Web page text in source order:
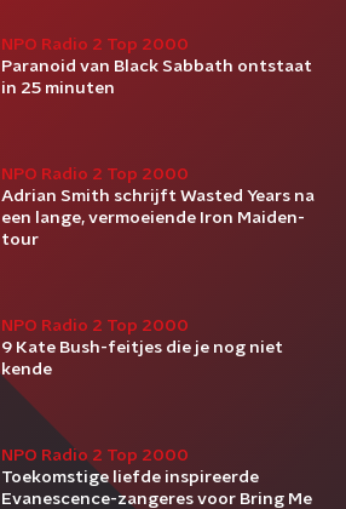
NPO Radio 2 Top 2000
Paranoid van Black Sabbath ontstaat
in 25 minuten
NPO Radio 2 Top 2000
Adrian Smith schrijft Wasted Years na
een lange, vermoeiende Iron Maiden-
tour
NPO Radio 2 Top 2000
9 Kate Bush-feitjes die je nog niet
kende
NPO Radio 2 Top 2000
Toekomstige liefde inspireerde
Evanescence-zangeres voor Bring Me